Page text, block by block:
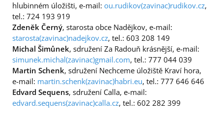
hlubinném úložišti, e-mail: ou.rudikov(zavinac)rudikov.cz,
tel.: 724 193 919
Zdeněk Černý, starosta obce Nadějkov, e-mail:
starosta(zavinac)nadejkov.cz, tel.: 603 208 149
Michal Šimůnek, sdružení Za Radouň krásnější, e-mail:
simunek.michal(zavinac)gmail.com, tel.: 777 044 039
Martin Schenk, sdružení Nechceme úložiště Kraví hora,
e-mail: martin.schenk(zavinac)habri.eu, tel.: 777 646 646
Edvard Sequens, sdružení Calla, e-mail:
edvard.sequens(zavinac)calla.cz, tel.: 602 282 399